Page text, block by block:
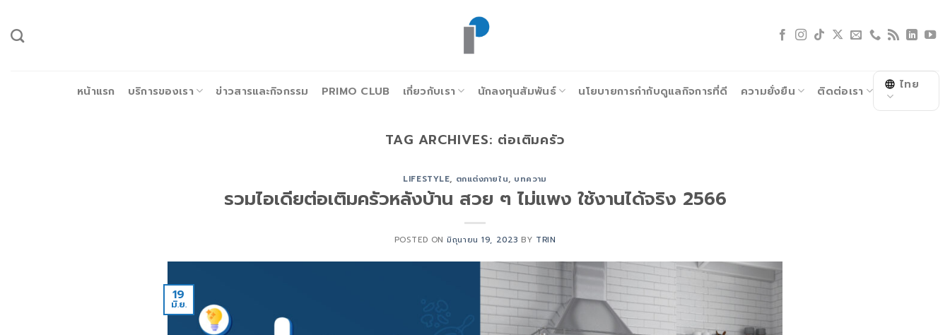
ยัง
หน้าแรก บริการของเรา ข่าวสารและกิจกรรม PRIMO CLUB เกี่ยวกับเรา นักลงทุนสัมพันธ์ นโยบายการกำกับดูแลกิจการที่ดี ความยั่งยืน ติดต่อเรา ไทย
TAG ARCHIVES: ต่อเติมครัว
LIFESTYLE, ตกแต่งภายใน, บทความ
รวมไอเดียต่อเติมครัวหลังบ้าน สวย ๆ ไม่แพง ใช้งานได้จริง 2566
POSTED ONมิถุนายน 19, 2023 BY TRIN
19
มิ.ย.